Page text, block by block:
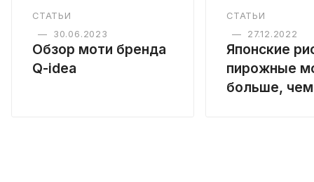
СТАТЬИ
—
30.06.2023
Обзор моти бренда
Q-idea
СТАТЬИ
—
27.12.2022
Японские
пирожные
больше,